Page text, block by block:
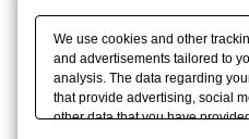
We use cookies and other
and advertisements tailored to
analysis. The data regarding
that provide advertising, social
other data that you have